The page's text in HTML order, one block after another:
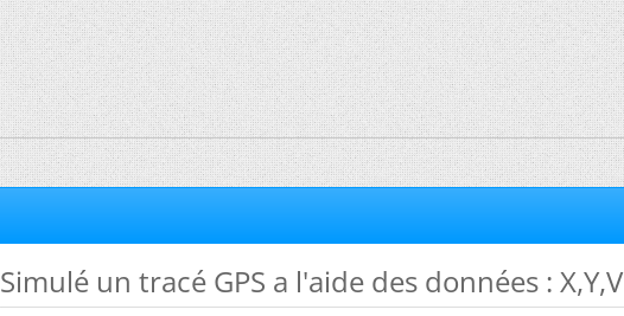
Simulé un tracé GPS a l'aide des données : X,Y,V